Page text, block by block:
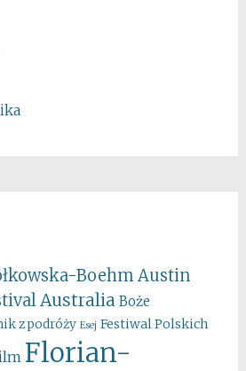
Boehm Austin
Australia Boże
z podróży Esej Festiwal Polskich
Florian-